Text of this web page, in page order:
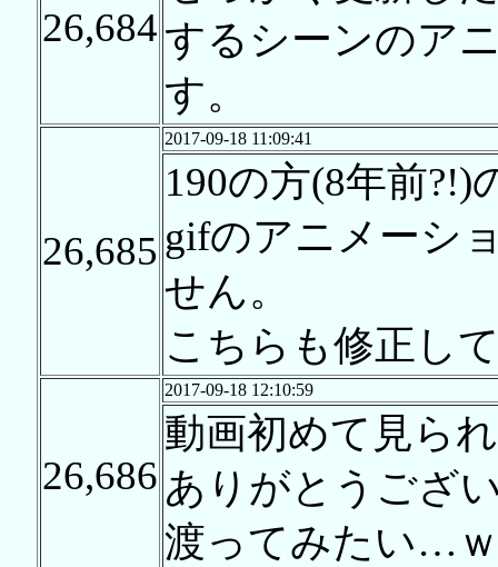
26,684するシーンのア
す。
26,685
2017-09-18 11:09:41
190の方(8年前
gifのアニメーシ
せん。
こちらも修正し
26,686
2017-09-18 12:10:59
動画初めて見ら
ありがとうござ
渡ってみたい…ｗ